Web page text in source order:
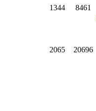
1344 8461
2065 20696